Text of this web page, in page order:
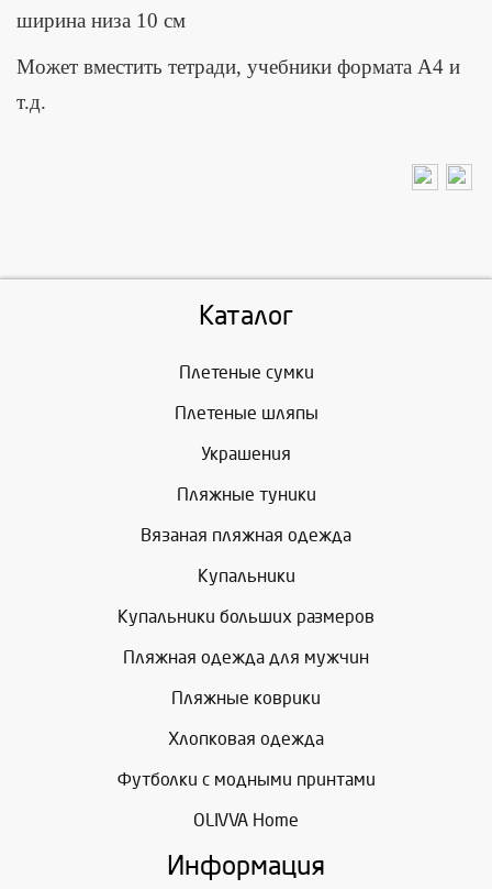
ширина низа 10 см
Может вместить тетради, учебники формата А4 и
т.д.
Каталог
Плетеные сумки
Плетеные шляпы
Украшения
Пляжные туники
Вязаная пляжная одежда
Купальники
Купальники больших размеров
Пляжная одежда для мужчин
Пляжные коврики
Хлопковая одежда
Футболки с модными принтами
OLIVVA Home
Информация